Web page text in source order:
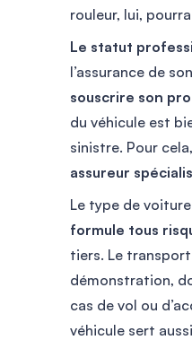
rouleur, lui,
Le statut
l’assurance de
souscrire son
du véhicule est
sinistre. Pour cela,
assureur
Le type de
formule tous
tiers. Le
démonstration,
cas de vol ou
véhicule sert